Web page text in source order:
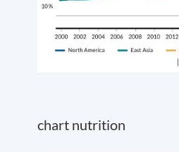
chart nutrition